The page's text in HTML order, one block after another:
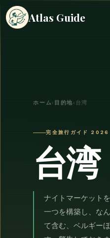
Atlas Guide
ホーム› 目的地 › 台湾
完全旅行ガイド 2026
台湾
ナイトマーケット
一つを構築し、な
て含む、ベルギー